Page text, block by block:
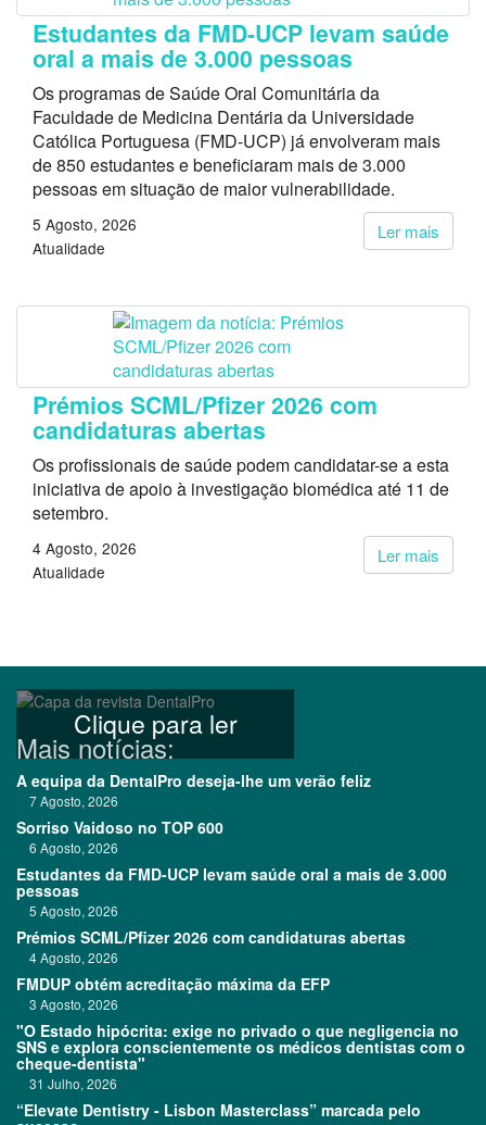
Estudantes da FMD-UCP levam saúde
oral a mais de 3.000 pessoas
Os programas de Saúde Oral Comunitária da
Faculdade de Medicina Dentária da Universidade
Católica Portuguesa (FMD-UCP) já envolveram mais
de 850 estudantes e beneficiaram mais de 3.000
pessoas em situação de maior vulnerabilidade.
Ler mais
5 Agosto, 2026
Atualidade
Prémios SCML/Pfizer 2026 com
candidaturas abertas
Os profissionais de saúde podem candidatar-se a esta
iniciativa de apoio à investigação biomédica até 11 de
setembro.
Ler mais
4 Agosto, 2026
Atualidade
Clique para ler
Mais notícias:
A equipa da DentalPro deseja-lhe um verão feliz
7 Agosto, 2026
Sorriso Vaidoso no TOP 600
6 Agosto, 2026
Estudantes da FMD-UCP levam saúde oral a mais de 3.000
pessoas
5 Agosto, 2026
Prémios SCML/Pfizer 2026 com candidaturas abertas
4 Agosto, 2026
FMDUP obtém acreditação máxima da EFP
3 Agosto, 2026
"O Estado hipócrita: exige no privado o que negligencia no
SNS e explora conscientemente os médicos dentistas com o
cheque-dentista"
31 Julho, 2026
“Elevate Dentistry - Lisbon Masterclass” marcada pelo